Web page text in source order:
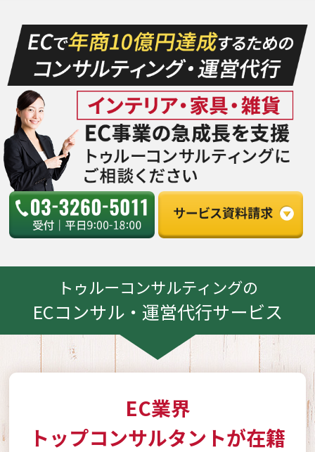
トゥルーコンサルティングの
ECコンサル・運営代行サービス
EC業界
トップコンサルタントが在籍